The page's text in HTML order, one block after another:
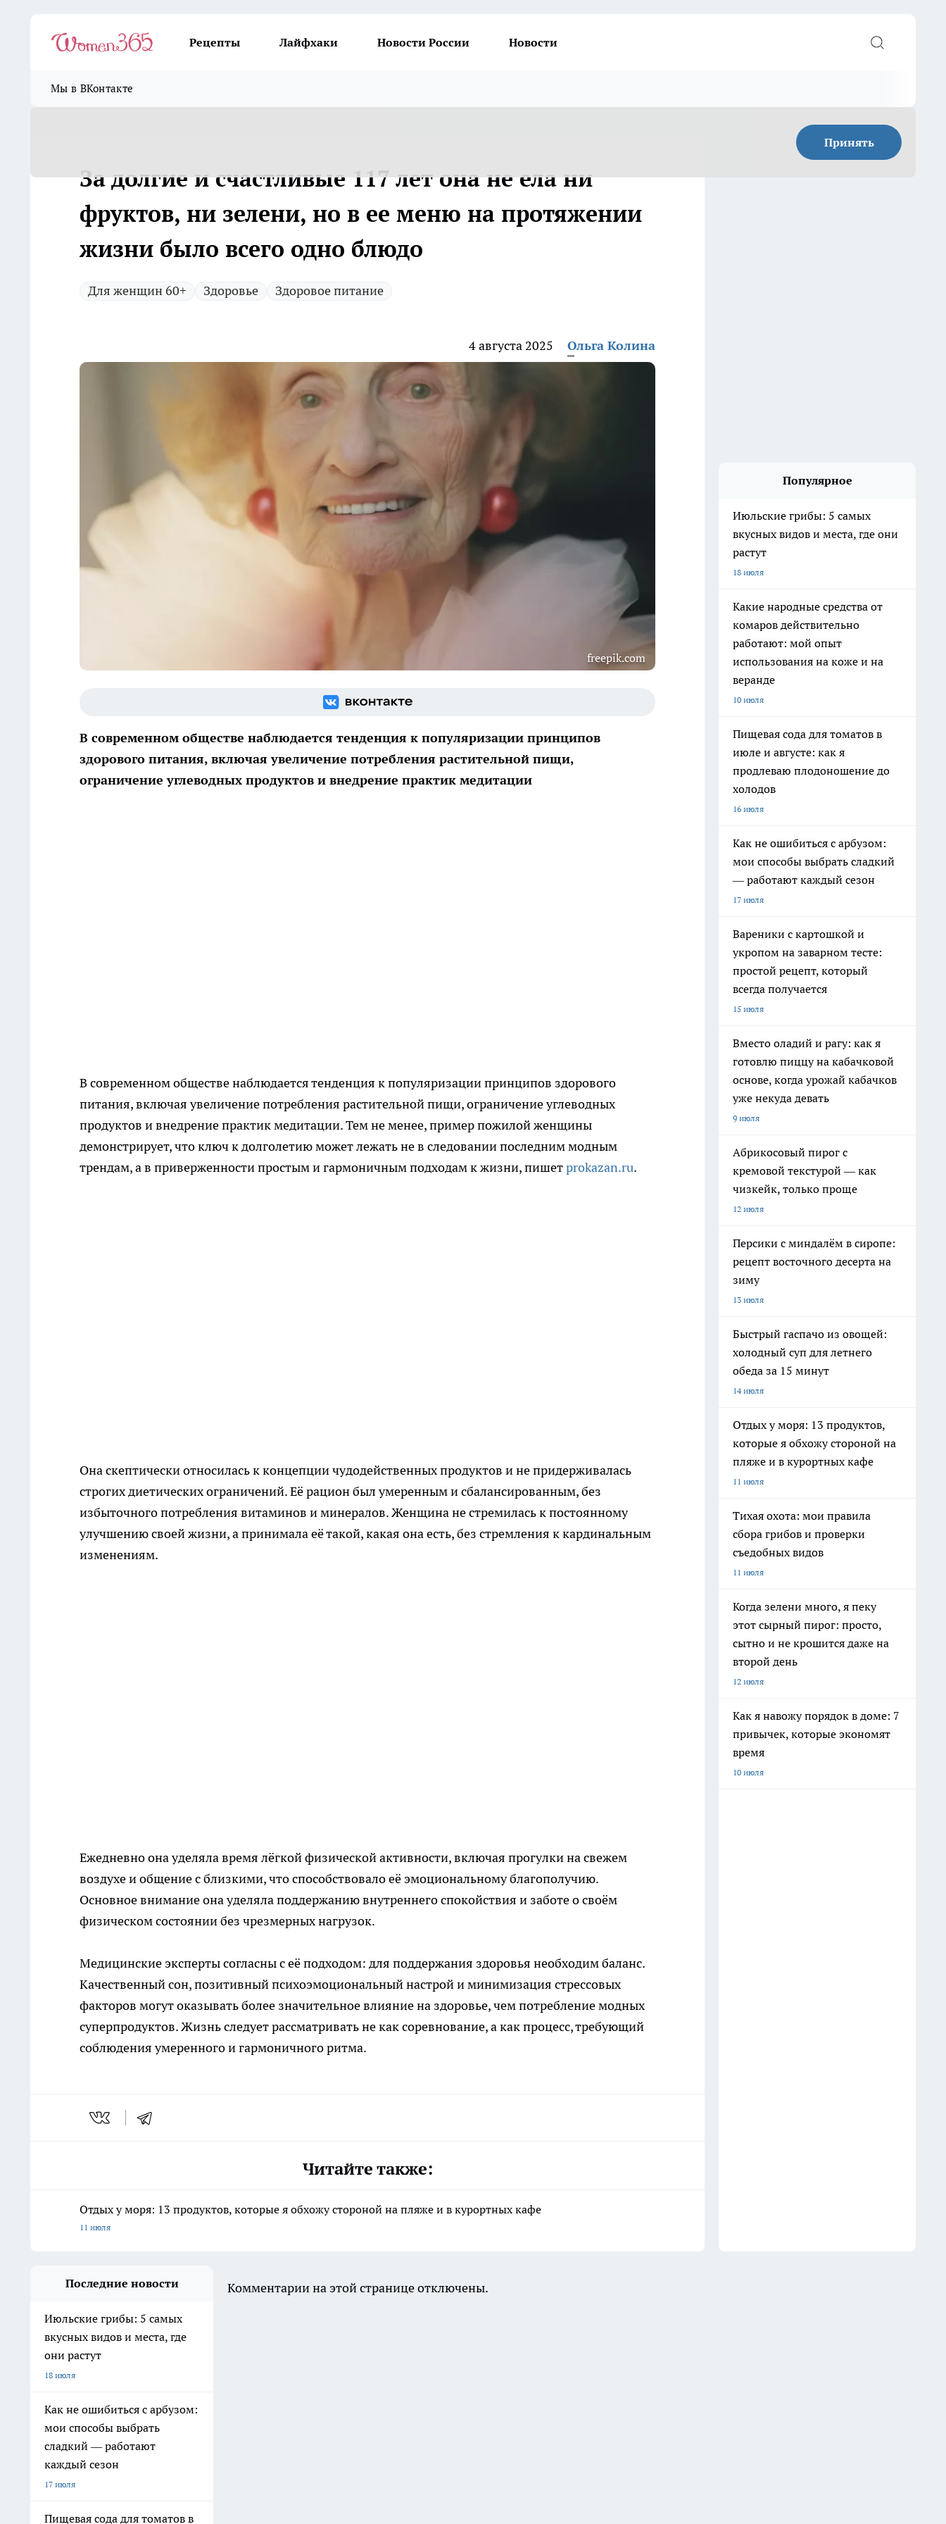
Рецепты Лайфхаки Новости России Новости
Мы в ВКонтакте
Принять
За долгие и счастливые 117 лет она не ела ни
фруктов, ни зелени, но в ее меню на протяжении
жизни было всего одно блюдо
Для женщин 60+ Здоровье Здоровое питание
4 августа 2025 Ольга Колина
freepik.com
В современном обществе наблюдается тенденция к популяризации принципов
здорового питания, включая увеличение потребления растительной пищи,
ограничение углеводных продуктов и внедрение практик медитации
В современном обществе наблюдается тенденция к популяризации принципов здорового
питания, включая увеличение потребления растительной пищи, ограничение углеводных
продуктов и внедрение практик медитации. Тем не менее, пример пожилой женщины
демонстрирует, что ключ к долголетию может лежать не в следовании последним модным
трендам, а в приверженности простым и гармоничным подходам к жизни, пишетprokazan.ru.
Она скептически относилась к концепции чудодейственных продуктов и не придерживалась
строгих диетических ограничений. Её рацион был умеренным и сбалансированным, без
избыточного потребления витаминов и минералов. Женщина не стремилась к постоянному
улучшению своей жизни, а принимала её такой, какая она есть, без стремления к кардинальным
изменениям.
Ежедневно она уделяла время лёгкой физической активности, включая прогулки на свежем
воздухе и общение с близкими, что способствовало её эмоциональному благополучию.
Основное внимание она уделяла поддержанию внутреннего спокойствия и заботе о своём
физическом состоянии без чрезмерных нагрузок.
Медицинские эксперты согласны с её подходом: для поддержания здоровья необходим баланс.
Качественный сон, позитивный психоэмоциональный настрой и минимизация стрессовых
факторов могут оказывать более значительное влияние на здоровье, чем потребление модных
суперпродуктов. Жизнь следует рассматривать не как соревнование, а как процесс, требующий
соблюдения умеренного и гармоничного ритма.
Читайте также:
Отдых у моря: 13 продуктов, которые я обхожу стороной на пляже и в курортных кафе
11 июля
Популярное
Июльские грибы: 5 самых
вкусных видов и места, где они
растут
18 июля
Какие народные средства от
комаров действительно
работают: мой опыт
использования на коже и на
веранде
10 июля
Пищевая сода для томатов в
июле и августе: как я
продлеваю плодоношение до
холодов
16 июля
Как не ошибиться с арбузом:
мои способы выбрать сладкий
— работают каждый сезон
17 июля
Вареники с картошкой и
укропом на заварном тесте:
простой рецепт, который
всегда получается
15 июля
Вместо оладий и рагу: как я
готовлю пиццу на кабачковой
основе, когда урожай кабачков
уже некуда девать
9 июля
Абрикосовый пирог с
кремовой текстурой — как
чизкейк, только проще
12 июля
Персики с миндалём в сиропе:
рецепт восточного десерта на
зиму
13 июля
Быстрый гаспачо из овощей:
холодный суп для летнего
обеда за 15 минут
14 июля
Отдых у моря: 13 продуктов,
которые я обхожу стороной на
пляже и в курортных кафе
11 июля
Тихая охота: мои правила
сбора грибов и проверки
съедобных видов
11 июля
Когда зелени много, я пеку
этот сырный пирог: просто,
сытно и не крошится даже на
второй день
12 июля
Как я навожу порядок в доме: 7
привычек, которые экономят
время
10 июля
Последние новости
Июльские грибы: 5 самых
вкусных видов и места, где
они растут
18 июля
Как не ошибиться с арбузом:
мои способы выбрать
сладкий — работают
каждый сезон
17 июля
Пищевая сода для томатов в
Комментарии на этой странице отключены.